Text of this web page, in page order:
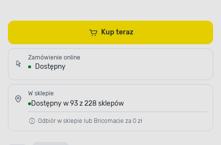
Kup teraz
Zamówienie online
Dostępny
W sklepie
Dostępny w 93 z 228 sklepów
Odbiór w sklepie lub Bricomacie za 0 zł